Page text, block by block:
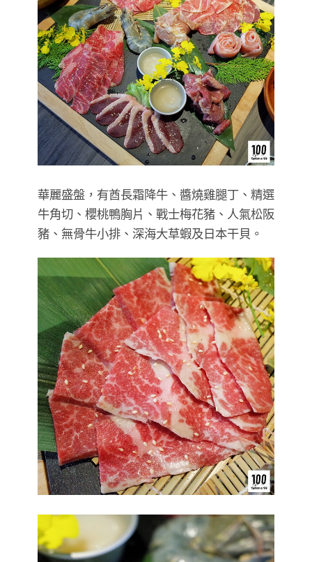
華麗盛盤，有酋長霜降牛、醬燒雞腿丁、精選
牛角切、櫻桃鴨胸片、戰士梅花豬、人氣松阪
豬、無骨牛小排、深海大草蝦及日本干貝。